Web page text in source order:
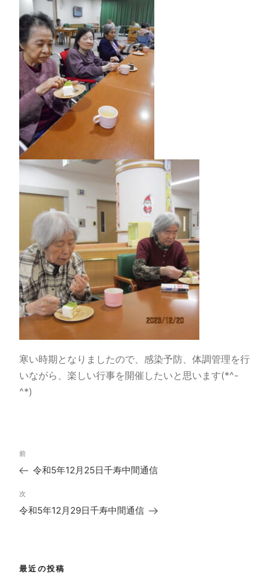
寒い時期となりましたので、感染予防、体調管理を行
いながら、楽しい行事を開催したいと思います(*^-
^*)
稿
ナ
ゲ
シ
過
去
の
投
稿
前
令和5年12月25日千寿中間通信
次
の
投
次
令和5年12月29日千寿中間通信
最近の投稿